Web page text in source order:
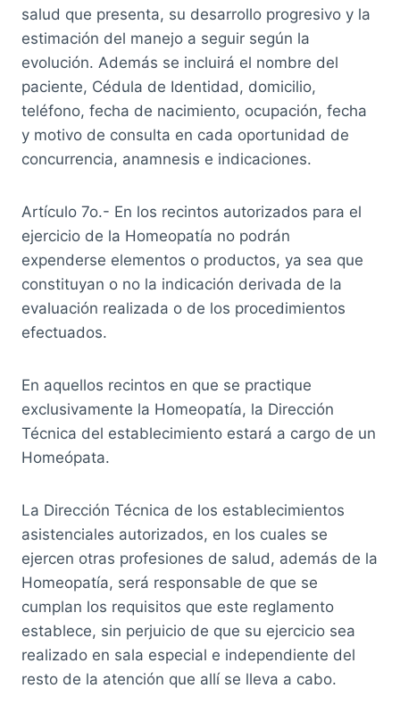
salud que presenta, su desarrollo progresivo y la
estimación del manejo a seguir según la
evolución. Además se incluirá el nombre del
paciente, Cédula de Identidad, domicilio,
teléfono, fecha de nacimiento, ocupación, fecha
y motivo de consulta en cada oportunidad de
concurrencia, anamnesis e indicaciones.
Artículo 7o.- En los recintos autorizados para el
ejercicio de la Homeopatía no podrán
expenderse elementos o productos, ya sea que
constituyan o no la indicación derivada de la
evaluación realizada o de los procedimientos
efectuados.
En aquellos recintos en que se practique
exclusivamente la Homeopatía, la Dirección
Técnica del establecimiento estará a cargo de un
Homeópata.
La Dirección Técnica de los establecimientos
asistenciales autorizados, en los cuales se
ejercen otras profesiones de salud, además de la
Homeopatía, será responsable de que se
cumplan los requisitos que este reglamento
establece, sin perjuicio de que su ejercicio sea
realizado en sala especial e independiente del
resto de la atención que allí se lleva a cabo.